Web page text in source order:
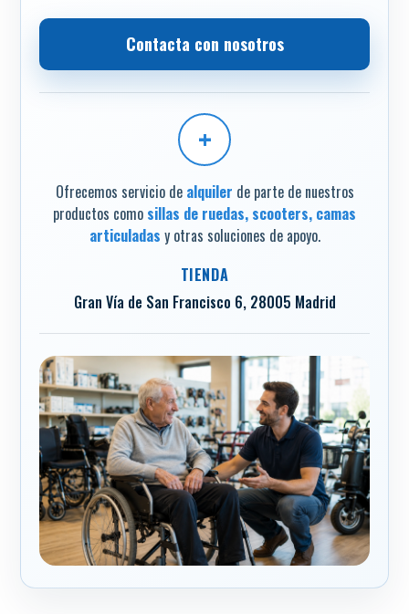
Contacta con nosotros
+
Ofrecemos servicio de alquiler de parte de nuestros
productos como sillas de ruedas, scooters, camas
articuladas y otras soluciones de apoyo.
TIENDA
Gran Vía de San Francisco 6, 28005 Madrid